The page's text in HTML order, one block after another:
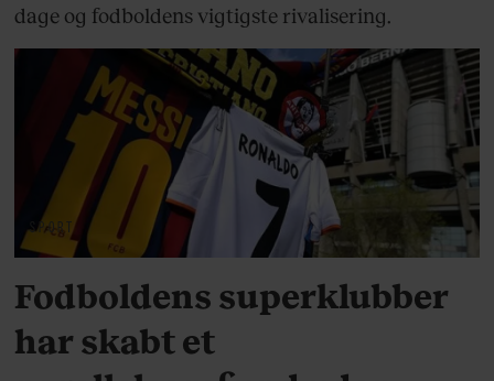
dage og fodboldens vigtigste rivalisering.
SPORT
Fodboldens superklubber
har skabt et